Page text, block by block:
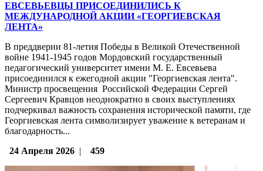
ЕВСЕВЬЕВЦЫ ПРИСОЕДИНИЛИСЬ К
МЕЖДУНАРОДНОЙ АКЦИИ «ГЕОРГИЕВСКАЯ
ЛЕНТА»
В преддверии 81-летия Победы в Великой Отечественной
войне 1941-1945 годов Мордовский государственный
педагогический университет имени М. Е. Евсевьева
присоединился к ежегодной акции "Георгиевская лента".
Министр просвещения Российской Федерации Сергей
Сергеевич Кравцов неоднократно в своих выступлениях
подчеркивал важность сохранения исторической памяти, где
Георгиевская лента символизирует уважение к ветеранам и
благодарность...
24 Апреля 2026 | 459